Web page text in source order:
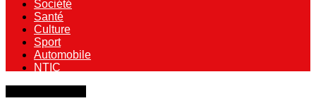
Société
Santé
Culture
Sport
Automobile
NTIC